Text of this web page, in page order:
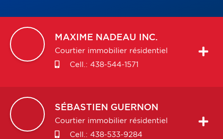
MAXIME NADEAU INC.
Courtier immobilier résidentiel
Cell.: 438-544-1571
SÉBASTIEN GUERNON
Courtier immobilier résidentiel
Cell.: 438-533-9284